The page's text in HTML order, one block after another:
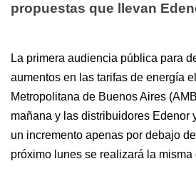
propuestas que llevan
La primera audiencia pública para
aumentos en las tarifas de energía
Metropolitana de Buenos Aires
mañana y las distribuidores Edenor
un incremento apenas por debajo
próximo lunes se realizará la misma